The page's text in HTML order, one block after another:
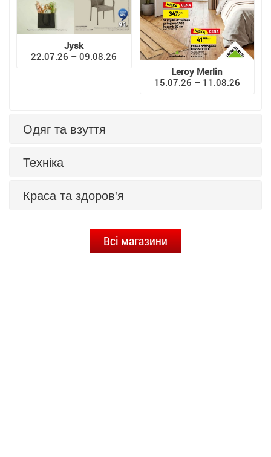
Jysk
22.07.26 – 09.08.26
Leroy Merlin
15.07.26 – 11.08.26
Одяг та взуття
Техніка
Краса та здоров'я
Всі магазини